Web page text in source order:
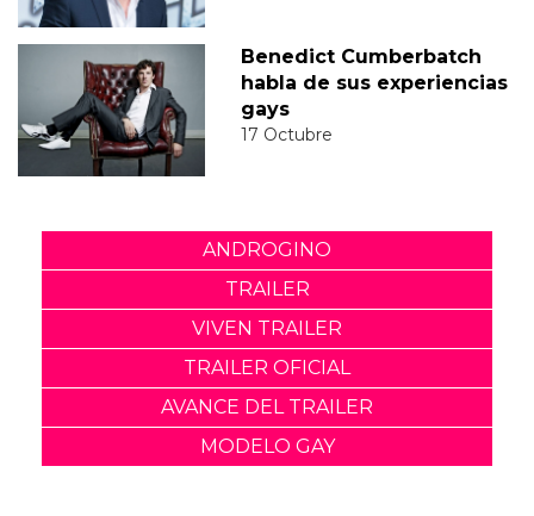
Benedict Cumberbatch
habla de sus experiencias
gays
17 Octubre
ANDROGINO
TRAILER
VIVEN TRAILER
TRAILER OFICIAL
AVANCE DEL TRAILER
MODELO GAY